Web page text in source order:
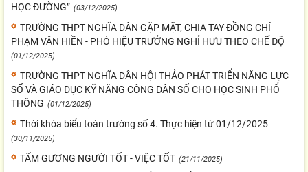
HỌC ĐƯỜNG” (03/12/2025)
TRƯỜNG THPT NGHĨA DÂN GẶP MẶT, CHIA TAY ĐỒNG CHÍ
PHẠM VĂN HIỀN - PHÓ HIỆU TRƯỞNG NGHỈ HƯU THEO CHẾ ĐỘ
(01/12/2025)
TRƯỜNG THPT NGHĨA DÂN HỘI THẢO PHÁT TRIỂN NĂNG LỰC
SỐ VÀ GIÁO DỤC KỸ NĂNG CÔNG DÂN SỐ CHO HỌC SINH PHỔ
THÔNG (01/12/2025)
Thời khóa biểu toàn trường số 4. Thực hiện từ 01/12/2025
(30/11/2025)
TẤM GƯƠNG NGƯỜI TỐT - VIỆC TỐT (21/11/2025)